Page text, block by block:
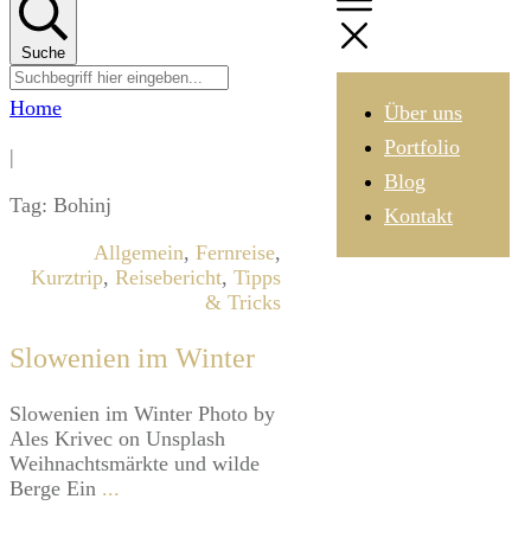
Über uns
Portfolio
Blog
Kontakt
Suche
Home
|
Tag: Bohinj
Allgemein, Fernreise,
Kurztrip, Reisebericht, Tipps
& Tricks
Slowenien im Winter
​Slowenien im Winter ​Photo by
Ales Krivec on Unsplash ​
Weihnachtsmärkte und wilde
Berge Ein ...